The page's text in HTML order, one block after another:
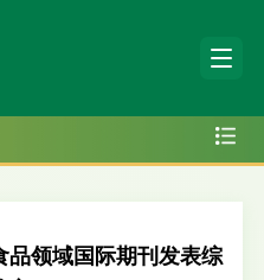
品领域国际期刊发表综